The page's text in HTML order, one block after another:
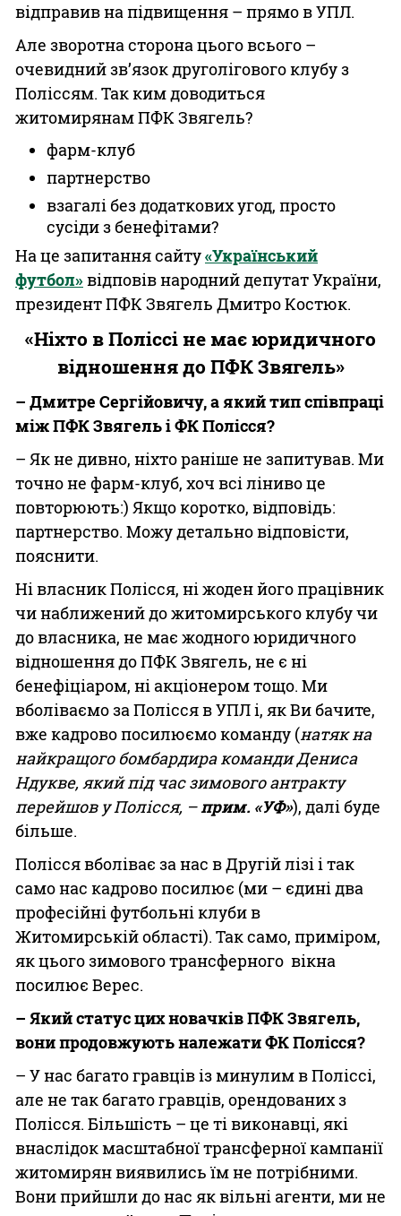
відправив на підвищення – прямо в УПЛ.
Але зворотна сторона цього всього –
очевидний зв’язок друголігового клубу з
Поліссям. Так ким доводиться
житомирянам ПФК Звягель?
фарм-клуб
партнерство
взагалі без додаткових угод, просто
сусіди з бенефітами?
На це запитання сайту«Український
футбол»відповів народний депутат України,
президент ПФК Звягель Дмитро Костюк.
«Ніхто в Поліссі не має юридичного
відношення до ПФК Звягель»
– Дмитре Сергійовичу, а який тип співпраці
між ПФК Звягель і ФК Полісся?
– Як не дивно, ніхто раніше не запитував. Ми
точно не фарм-клуб, хоч всі ліниво це
повторюють:) Якщо коротко, відповідь:
партнерство. Можу детально відповісти,
пояснити.
Ні власник Полісся, ні жоден його працівник
чи наближений до житомирського клубу чи
до власника, не має жодного юридичного
відношення до ПФК Звягель, не є ні
бенефіціаром, ні акціонером тощо. Ми
вболіваємо за Полісся в УПЛ і, як Ви бачите,
вже кадрово посилюємо команду (натяк на
найкращого бомбардира команди Дениса
Ндукве, який під час зимового антракту
перейшов у Полісся, –прим. «УФ»), далі буде
більше.
Полісся вболіває за нас в Другій лізі і так
само нас кадрово посилює (ми – єдині два
професійні футбольні клуби в
Житомирській області). Так само, приміром,
як цього зимового трансферного вікна
посилює Верес.
– Який статус цих новачків ПФК Звягель,
вони продовжують належати ФК Полісся?
– У нас багато гравців із минулим в Поліссі,
але не так багато гравців, орендованих з
Полісся. Більшість – це ті виконавці, які
внаслідок масштабної трансферної кампанії
житомирян виявились їм не потрібними.
Вони прийшли до нас як вільні агенти, ми не